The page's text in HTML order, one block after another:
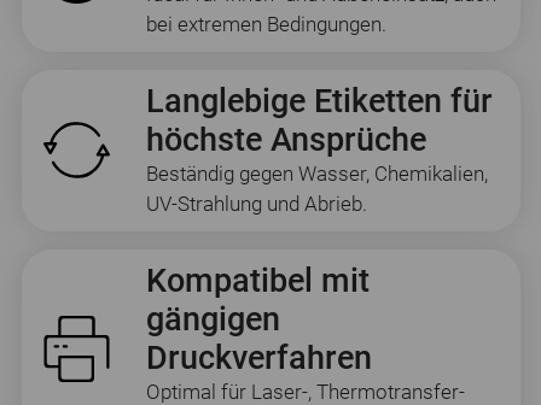
bei extremen Bedingungen.
Langlebige Etiketten für
höchste Ansprüche
Beständig gegen Wasser, Chemikalien,
UV-Strahlung und Abrieb.
Kompatibel mit
gängigen
Druckverfahren
Optimal für Laser-, Thermotransfer-